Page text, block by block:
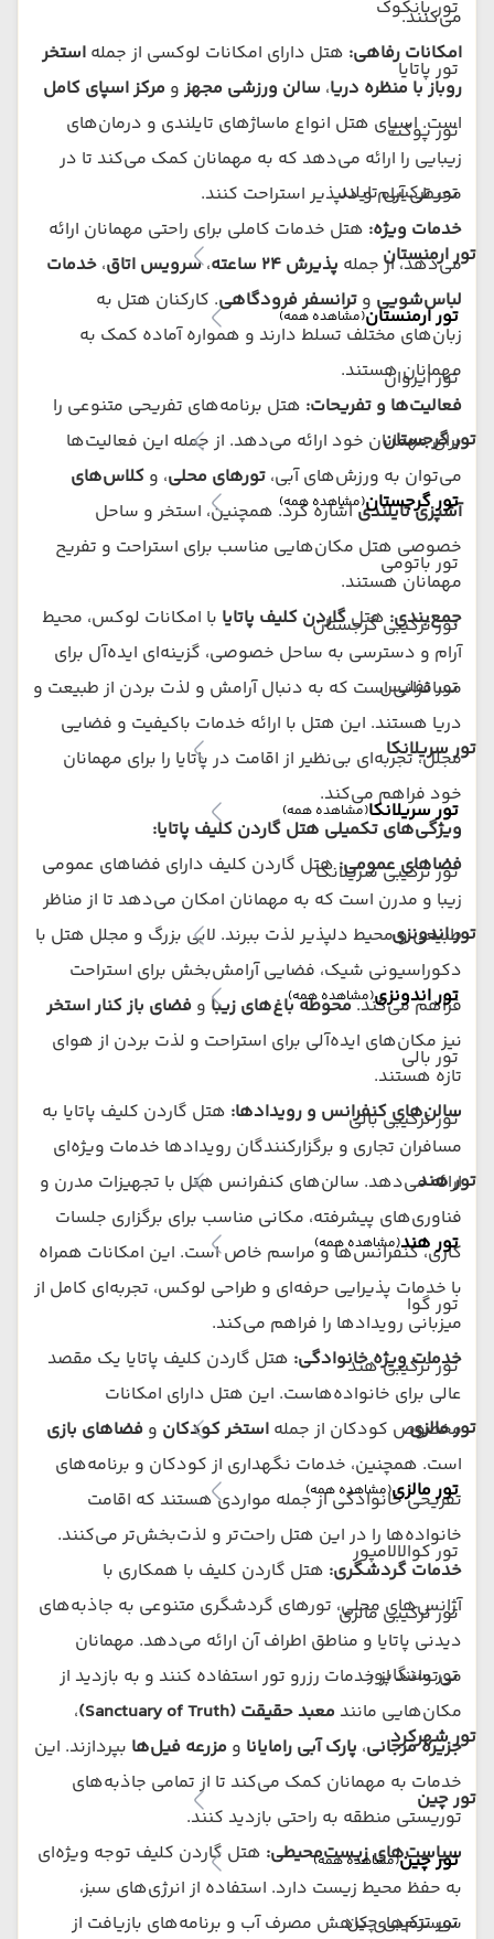
تور بانکوک
تور پاتایا
تور پوکت
تور ترکیبی تایلند
تور ارمنستان
تور ارمنستان(مشاهده همه)
تور ایروان
تور گرجستان
تور گرجستان(مشاهده همه)
تور باتومی
تور ترکیبی گرجستان
تور تفلیس
تور سریلانکا
تور سریلانکا(مشاهده همه)
تور ترکیبی سریلانکا
تور اندونزی
تور اندونزی(مشاهده همه)
تور بالی
تور ترکیبی بالی
تور هند
تور هند(مشاهده همه)
تور گوا
تور ترکیبی هند
تور مالزی
تور مالزی(مشاهده همه)
تور کوالالامپور
تور ترکیبی مالزی
تور سنگاپور
تور شهرکرد
تور چین
تور چین(مشاهده همه)
تور ترکیبی چین
می‌کنند.
امکانات رفاهی: هتل دارای امکانات لوکسی از جمله استخر
روباز با منظره دریا، سالن ورزشی مجهزو مرکز اسپای کامل
است. اسپای هتل انواع ماساژهای تایلندی و درمان‌های
زیبایی را ارائه می‌دهد که به مهمانان کمک می‌کند تا در
محیطی آرام و دلپذیر استراحت کنند.
خدمات ویژه: هتل خدمات کاملی برای راحتی مهمانان ارائه
می‌دهد، از جمله پذیرش ۲۴ ساعته ،سرویس اتاق، خدمات
لباس‌شویی و ترانسفر فرودگاهی. کارکنان هتل به
زبان‌های مختلف تسلط دارند و همواره آماده کمک به
مهمانان هستند.
فعالیت‌ها و تفریحات: هتل برنامه‌های تفریحی متنوعی را
برای مهمانان خود ارائه می‌دهد. از جمله این فعالیت‌ها
می‌توان به ورزش‌های آبی، تورهای محلی، و کلاس‌های
آشپزی تایلندیاشاره کرد. همچنین، استخر و ساحل
خصوصی هتل مکان‌هایی مناسب برای استراحت و تفریح
مهمانان هستند.
جمع‌بندی:هتلگاردن کلیف پاتایا با امکانات لوکس، محیط
آرام و دسترسی به ساحل خصوصی، گزینه‌ای ایده‌آل برای
مسافرانی است که به دنبال آرامش و لذت بردن از طبیعت و
دریا هستند. این هتل با ارائه خدمات باکیفیت و فضایی
مجلل، تجربه‌ای بی‌نظیر از اقامت در پاتایا را برای مهمانان
خود فراهم می‌کند.
ویژگی‌های تکمیلی هتل گاردن کلیف پاتایا:
فضاهای عمومی:هتل گاردن کلیف دارای فضاهای عمومی
زیبا و مدرن است که به مهمانان امکان می‌دهد تا از مناظر
طبیعی و محیط دلپذیر لذت ببرند. لابی بزرگ و مجلل هتل با
دکوراسیونی شیک، فضایی آرامش‌بخش برای استراحت
فراهم می‌کند.محوطه باغ‌های زیبا و فضای باز کنار استخر
نیز مکان‌های ایده‌آلی برای استراحت و لذت بردن از هوای
تازه هستند.
سالن‌های کنفرانس و رویدادها: هتل گاردن کلیف پاتایا به
مسافران تجاری و برگزارکنندگان رویدادها خدمات ویژه‌ای
ارائه می‌دهد. سالن‌های کنفرانس هتل با تجهیزات مدرن و
فناوری‌های پیشرفته، مکانی مناسب برای برگزاری جلسات
کاری، کنفرانس‌ها و مراسم خاص است. این امکانات همراه
با خدمات پذیرایی حرفه‌ای و طراحی لوکس، تجربه‌ای کامل از
میزبانی رویدادها را فراهم می‌کند.
خدمات ویژه خانوادگی: هتل گاردن کلیف پاتایا یک مقصد
عالی برای خانواده‌هاست. این هتل دارای امکانات
مخصوص کودکان از جمله استخر کودکان و فضاهای بازی
است. همچنین، خدمات نگهداری از کودکان و برنامه‌های
تفریحی خانوادگی از جمله مواردی هستند که اقامت
خانواده‌ها را در این هتل راحت‌تر و لذت‌بخش‌تر می‌کنند.
خدمات گردشگری: هتل گاردن کلیف با همکاری با
آژانس‌های محلی، تورهای گردشگری متنوعی به جاذبه‌های
دیدنی پاتایا و مناطق اطراف آن ارائه می‌دهد. مهمانان
می‌توانند از خدمات رزرو تور استفاده کنند و به بازدید از
مکان‌هایی مانند معبد حقیقت (Sanctuary of Truth)
،
جزیره مرجانی، پارک آبی رامایانا و مزرعه فیل‌ها بپردازند. این
خدمات به مهمانان کمک می‌کند تا از تمامی جاذبه‌های
توریستی منطقه به راحتی بازدید کنند.
سیاست‌های زیست‌محیطی: هتل گاردن کلیف توجه ویژه‌ای
به حفظ محیط زیست دارد. استفاده از انرژی‌های سبز،
سیستم‌های کاهش مصرف آب و برنامه‌های بازیافت از